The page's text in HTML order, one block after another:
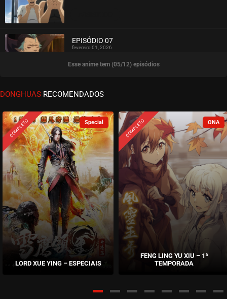
ASSISTIDO
EPISÓDIO 07
fevereiro 01, 2026
ASSISTIDO
EPISÓDIO 06
ASSISTIDO
EPISÓDIO 05
janeiro 25, 2026
ASSISTIDO
EPISÓDIO 04
janeiro 18, 2026
EPISÓDIO 03
janeiro 18, 2026
Esse anime tem (05/12) episódios
DONGHUAS RECOMENDADOS
COMPLETO
LORD XUE YING – ESPECIAIS
COMPLETO
FENG LING YU XIU – 1ª
TEMPORADA